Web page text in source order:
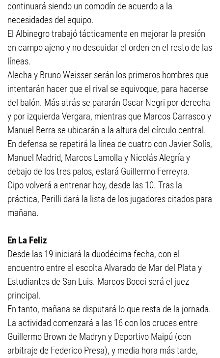
continuará siendo un comodín de acuerdo a la
necesidades del equipo.
El Albinegro trabajó tácticamente en mejorar la presión
en campo ajeno y no descuidar el orden en el resto de las
líneas.
Alecha y Bruno Weisser serán los primeros hombres que
intentarán hacer que el rival se equivoque, para hacerse
del balón. Más atrás se pararán Oscar Negri por derecha
y por izquierda Vergara, mientras que Marcos Carrasco y
Manuel Berra se ubicarán a la altura del círculo central.
En defensa se repetirá la línea de cuatro con Javier Solís,
Manuel Madrid, Marcos Lamolla y Nicolás Alegría y
debajo de los tres palos, estará Guillermo Ferreyra.
Cipo volverá a entrenar hoy, desde las 10. Tras la
práctica, Perilli dará la lista de los jugadores citados para
mañana.
En La Feliz
Desde las 19 iniciará la duodécima fecha, con el
encuentro entre el escolta Alvarado de Mar del Plata y
Estudiantes de San Luis. Marcos Bocci será el juez
principal.
En tanto, mañana se disputará lo que resta de la jornada.
La actividad comenzará a las 16 con los cruces entre
Guillermo Brown de Madryn y Deportivo Maipú (con
arbitraje de Federico Presa), y media hora más tarde,